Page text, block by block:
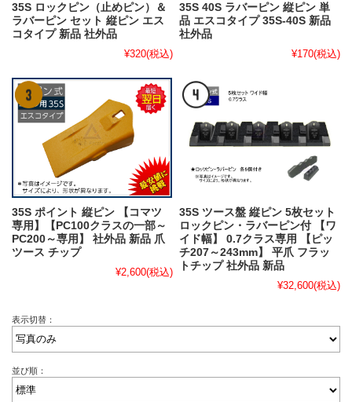
35S ロックピン（止めピン）＆
ラバーピン セット 縦ピン エス
コタイプ 新品 社外品
¥320(税込)
35S 40S ラバーピン 縦ピン 単
品 エスコタイプ 35S-40S 新品
社外品
¥170(税込)
35S ポイント 縦ピン 【コマツ
専用】【PC100クラスの一部～
PC200～専用】 社外品 新品 爪
ツース チップ
¥2,600(税込)
35S ツース盤 縦ピン 5枚セット
ロックピン・ラバーピン付 【ワ
イド幅】 0.7クラス専用 【ピッ
チ207～243mm】 平爪 フラッ
トチップ 社外品 新品
¥32,600(税込)
表示切替：
並び順：